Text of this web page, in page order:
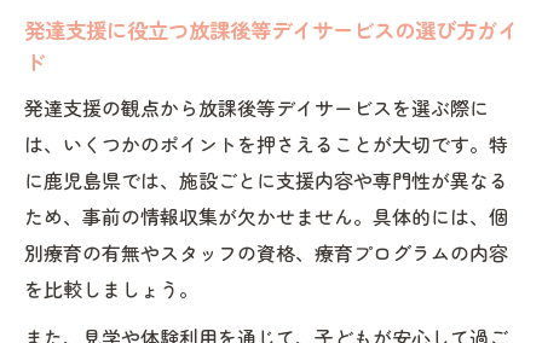
とのつながり
る安心感
保護者目線で考える放課後等デイサービスの選
び方
放課後等デイサービス選びで注目すべき支
援内容の違い
放課後等デイサービス見学時のチェックポ
イント
発達支援に役立つ放課後等デイサービスの選び方ガイ
ド
発達支援の観点から放課後等デイサービスを選ぶ際に
は、いくつかのポイントを押さえることが大切です。特
に鹿児島県では、施設ごとに支援内容や専門性が異なる
ため、事前の情報収集が欠かせません。具体的には、個
別療育の有無やスタッフの資格、療育プログラムの内容
を比較しましょう。
また、見学や体験利用を通じて、子どもが安心して過ご